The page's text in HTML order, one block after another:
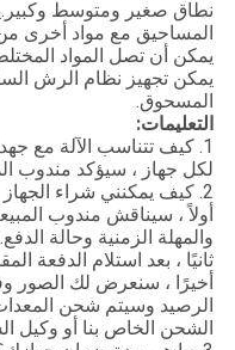
نطاق صغير ومتوسط
المساحيق مع مواد أخرى
يمكن أن تصل المواد
يمكن تجهيز نظام الرش
المسحوق.
التعليمات:
1. كيف تتناسب الآلة مع جهدنا؟
لكل جهاز ، سيؤكد مندوب
2. كيف يمكنني شراء الجهاز
أولاً ، سيناقش مندوب
والمهلة الزمنية وحالة الدفع.
ثانيًا ، بعد استلام الدفعة المقدمة بنسبة
أخيرًا ، سنعرض لك الصور
الرصيد وسيتم شحن
الشحن الخاص بنا أو وكيل